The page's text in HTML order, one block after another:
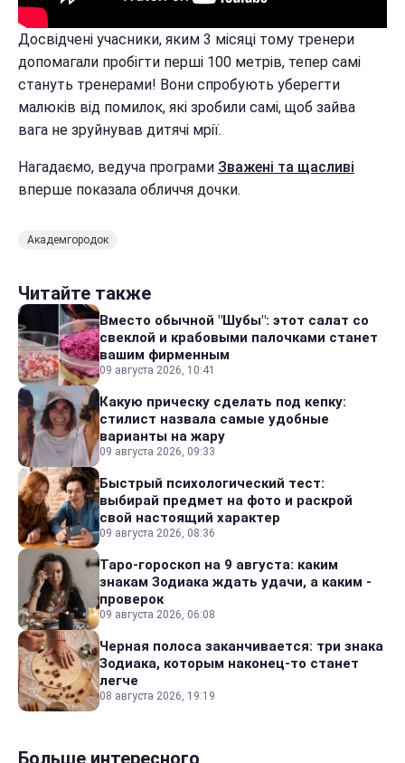
Досвідчені учасники, яким 3 місяці тому тренери
допомагали пробігти перші 100 метрів, тепер самі
стануть тренерами! Вони спробують уберегти
малюків від помилок, які зробили самі, щоб зайва
вага не зруйнував дитячі мрії.
Нагадаємо, ведуча програми Зважені та щасливі
вперше показала обличчя дочки.
Академгородок
Читайте также
Вместо обычной "Шубы": этот салат со
свеклой и крабовыми палочками станет
вашим фирменным
09 августа 2026, 10:41
Какую прическу сделать под кепку:
стилист назвала самые удобные
варианты на жару
09 августа 2026, 09:33
Быстрый психологический тест:
выбирай предмет на фото и раскрой
свой настоящий характер
09 августа 2026, 08:36
Таро-гороскоп на 9 августа: каким
знакам Зодиака ждать удачи, а каким -
проверок
09 августа 2026, 06:08
Черная полоса заканчивается: три знака
Зодиака, которым наконец-то станет
легче
08 августа 2026, 19:19
Больше интересного